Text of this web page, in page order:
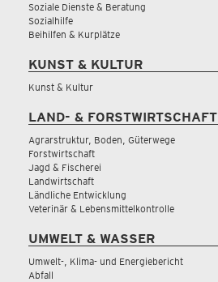
Soziale Dienste & Beratung
Sozialhilfe
Beihilfen & Kurplätze
KUNST & KULTUR
Kunst & Kultur
LAND- & FORSTWIRTSCHAFT
Agrarstruktur, Boden, Güterwege
Forstwirtschaft
Jagd & Fischerei
Landwirtschaft
Ländliche Entwicklung
Veterinär & Lebensmittelkontrolle
UMWELT & WASSER
Umwelt-, Klima- und Energiebericht
Abfall